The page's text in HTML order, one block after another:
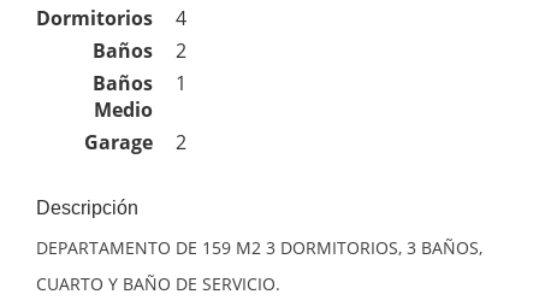
Dormitorios
4
Baños
2
Baños
Medio
1
Garage 2
Descripción
DEPARTAMENTO DE 159 M2 3 DORMITORIOS, 3 BAÑOS,
CUARTO Y BAÑO DE SERVICIO.